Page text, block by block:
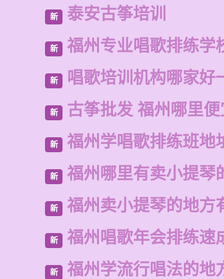
新 泰安古筝培训
新 福州专业唱歌排练学
新 唱歌培训机构哪家好
新 古筝批发 福州哪里
新 福州学唱歌排练班地
新 福州哪里有卖小提琴
新 福州卖小提琴的地方
新 福州唱歌年会排练速
新 福州学流行唱法的地